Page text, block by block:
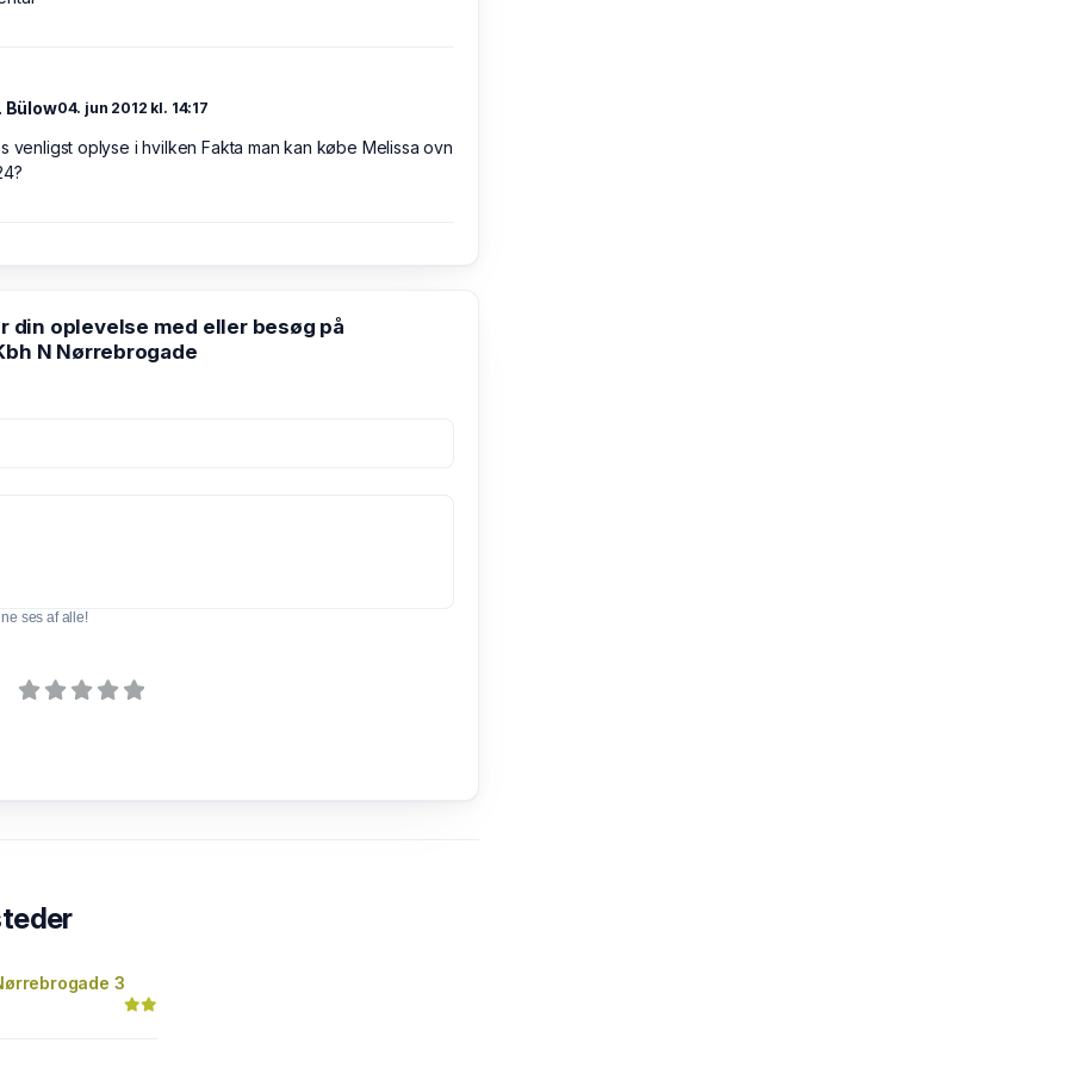
Bülow04. jun 2012 kl. 14:17
venligst oplyse i hvilken Fakta man kan købe Melissa ovn
din oplevelse med eller besøg på
N Nørrebrogade
ses af alle!
3